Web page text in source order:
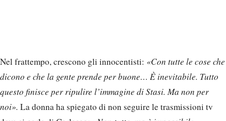
Nel frattempo, crescono gli innocentisti: «Con tutte le cose che
dicono e che la gente prende per buone… È inevitabile. Tutto
questo finisce per ripulire l’immagine di Stasi. Ma non per
noi». La donna ha spiegato di non seguire le trasmissioni tv